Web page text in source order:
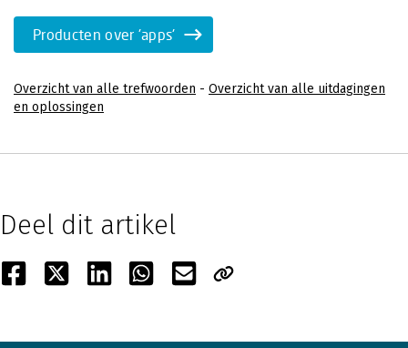
Producten over 'apps'
Overzicht van alle trefwoorden - Overzicht van alle uitdagingen
en oplossingen
Deel dit artikel